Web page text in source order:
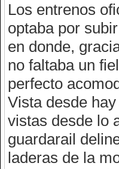
Los entrenos
optaba por
en donde,
no faltaba un
perfecto
Vista desde
vistas desde lo
guardarail
laderas de la